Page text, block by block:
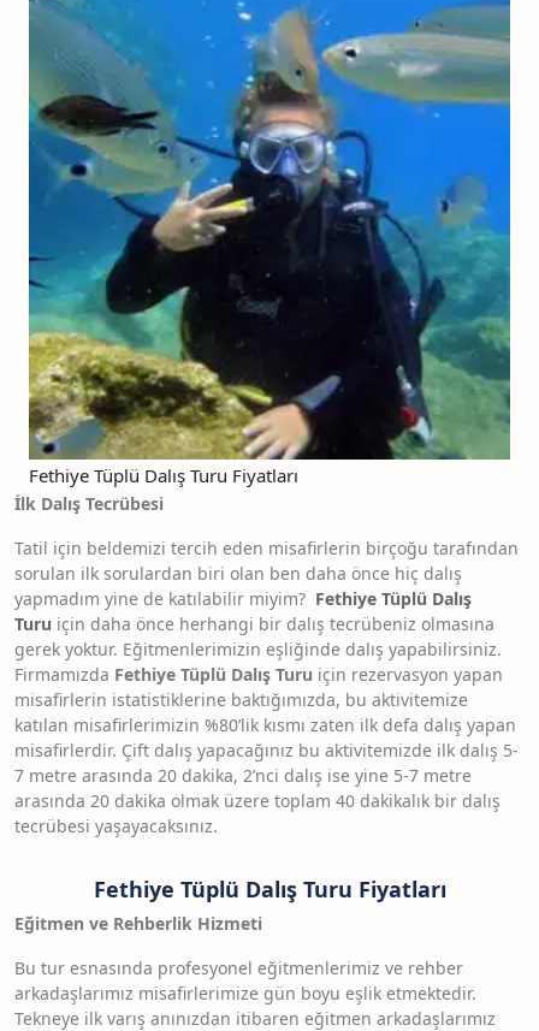
Fethiye Tüplü Dalış Turu Fiyatları
İlk Dalış Tecrübesi
Tatil için beldemizi tercih eden misafirlerin birçoğu tarafından
sorulan ilk sorulardan biri olan ben daha önce hiç dalış
yapmadım yine de katılabilir miyim? Fethiye Tüplü Dalış
Turu için daha önce herhangi bir dalış tecrübeniz olmasına
gerek yoktur. Eğitmenlerimizin eşliğinde dalış yapabilirsiniz.
Firmamızda Fethiye Tüplü Dalış Turu için rezervasyon yapan
misafirlerin istatistiklerine baktığımızda, bu aktivitemize
katılan misafirlerimizin %80’lik kısmı zaten ilk defa dalış yapan
misafirlerdir. Çift dalış yapacağınız bu aktivitemizde ilk dalış 5-
7 metre arasında 20 dakika, 2’nci dalış ise yine 5-7 metre
arasında 20 dakika olmak üzere toplam 40 dakikalık bir dalış
tecrübesi yaşayacaksınız.
Fethiye Tüplü Dalış Turu Fiyatları
Eğitmen ve Rehberlik Hizmeti
Bu tur esnasında profesyonel eğitmenlerimiz ve rehber
arkadaşlarımız misafirlerimize gün boyu eşlik etmektedir.
Tekneye ilk varış anınızdan itibaren eğitmen arkadaşlarımız